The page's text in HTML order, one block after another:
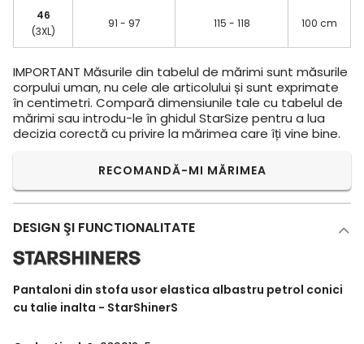
46
(3XL)
91 - 97 115 - 118 100 cm
IMPORTANT Măsurile din tabelul de mărimi sunt măsurile
corpului uman, nu cele ale articolului și sunt exprimate
în centimetri. Compară dimensiunile tale cu tabelul de
mărimi sau introdu-le în ghidul StarSize pentru a lua
decizia corectă cu privire la mărimea care îți vine bine.
RECOMANDĂ-MI MĂRIMEA
DESIGN ŞI FUNCTIONALITATE
Pantaloni din stofa usor elastica albastru petrol conici
cu talie inalta - StarShinerS